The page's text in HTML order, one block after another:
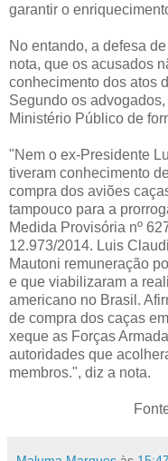
garantir o
No entando, a defesa
nota, que os acusados
conhecimento dos atos
Segundo os
Ministério Público de
"Nem o ex-Presidente
tiveram conhecimento
compra dos aviões
tampouco para a
Medida Provisória nº
12.973/2014. Luis
Mautoni remuneração
e que viabilizaram a
americano no Brasil.
de compra dos caças
xeque as Forças
autoridades que
membros.", diz a nota.